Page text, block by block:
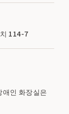
114-7
인 화장실은